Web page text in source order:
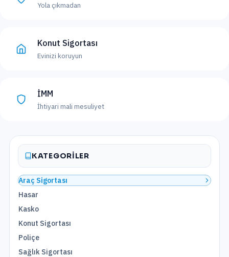
Yola çıkmadan
Konut Sigortası
Evinizi koruyun
İMM
İhtiyari mali mesuliyet
KATEGORILER
Araç Sigortası
Hasar
Kasko
Konut Sigortası
Poliçe
Sağlık Sigortası